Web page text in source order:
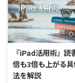
レージ ...
USB-Cハブを入手し
当に世界が変わりま
だけとかネット検索
使わない人にはあま
パソコンがわりに使
無くてはならないアク
す。 iPad Pro/Airと
『iPad活用術』読
倍も3倍も上がる
法を解説